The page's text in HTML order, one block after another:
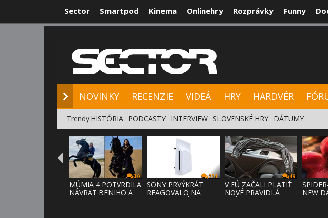
Sector Smartpod Kinema Onlinehry Rozprávky Funny
NOVINKY RECENZIE VIDEÁ HRY HARDVÉR
Trendy:HISTÓRIA PODCASTY INTERVIEW SLOVENSKÉ HRY DÁTUMY
30
MÚMIA 4 POTVRDILA
NÁVRAT BENIHO A
274
SONY PRVÝKRÁT
REAGOVALO NA
49
V EÚ ZAČALI PLATIŤ
NOVÉ PRAVIDLÁ
NEW